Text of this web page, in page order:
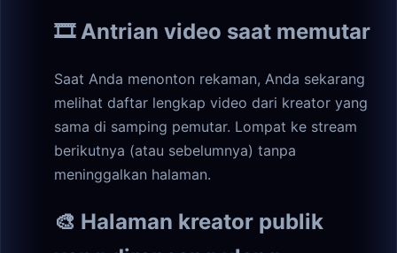
🎞️ Antrian video saat memutar
Saat Anda menonton rekaman, Anda sekarang
melihat daftar lengkap video dari kreator yang
sama di samping pemutar. Lompat ke stream
berikutnya (atau sebelumnya) tanpa
meninggalkan halaman.
🎨 Halaman kreator publik